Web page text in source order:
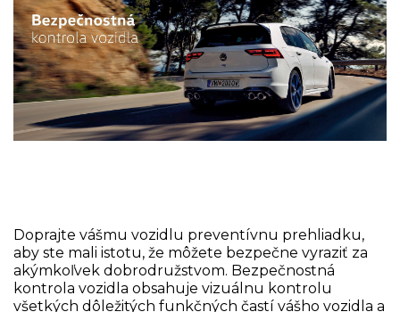
Doprajte vášmu vozidlu preventívnu prehliadku,
aby ste mali istotu, že môžete bezpečne vyraziť za
akýmkoľvek dobrodružstvom. Bezpečnostná
kontrola vozidla obsahuje vizuálnu kontrolu
všetkých dôležitých funkčných častí vášho vozidla a